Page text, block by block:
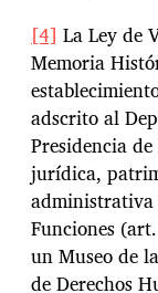
[4] La Ley de
Memoria
adscrito al
Presidencia
jurídica,
administrativa
Funciones
un Museo de
de Derechos